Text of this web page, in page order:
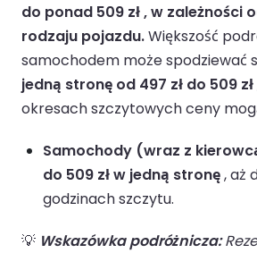
do ponad 509 zł , w zależności
rodzaju pojazdu.Większość
samochodem może spodziewać
jedną stronę od 497 zł do 509 zł
okresach szczytowych ceny
Samochody (wraz z
do 509 zł w jedną stronę, aż
godzinach szczytu.
💡 Wskazówka podróżnicza: